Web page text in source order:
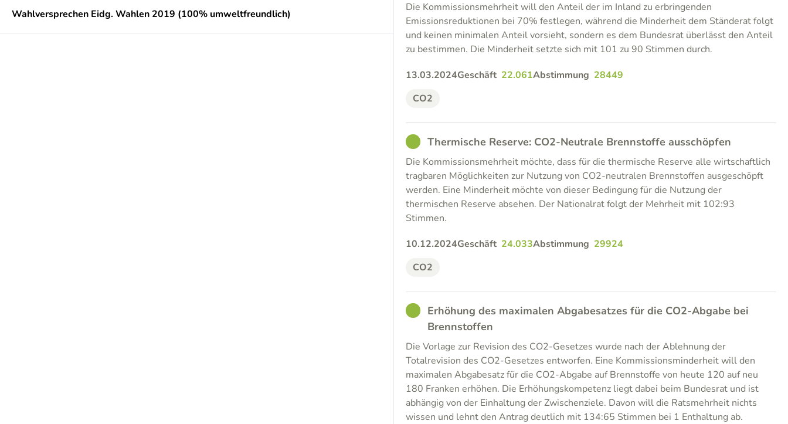
Wahlversprechen Eidg. Wahlen 2019 (100% umweltfreundlich)
Die Kommissionsmehrheit will den Anteil der im Inland zu erbringenden
Emissionsreduktionen bei 70% festlegen, während die Minderheit dem Ständerat folgt
und keinen minimalen Anteil vorsieht, sondern es dem Bundesrat überlässt den Anteil
zu bestimmen. Die Minderheit setzte sich mit 101 zu 90 Stimmen durch.
13.03.2024Geschäft 22.061Abstimmung 28449
CO2
GOODThermische Reserve: CO2-Neutrale Brennstoffe ausschöpfen
Die Kommissionsmehrheit möchte, dass für die thermische Reserve alle wirtschaftlich
tragbaren Möglichkeiten zur Nutzung von CO2-neutralen Brennstoffen ausgeschöpft
werden. Eine Minderheit möchte von dieser Bedingung für die Nutzung der
thermischen Reserve absehen. Der Nationalrat folgt der Mehrheit mit 102:93
Stimmen.
10.12.2024Geschäft 24.033Abstimmung 29924
CO2
GOODErhöhung des maximalen Abgabesatzes für die CO2-Abgabe bei
Brennstoffen
Die Vorlage zur Revision des CO2-Gesetzes wurde nach der Ablehnung der
Totalrevision des CO2-Gesetzes entworfen. Eine Kommissionsminderheit will den
maximalen Abgabesatz für die CO2-Abgabe auf Brennstoffe von heute 120 auf neu
180 Franken erhöhen. Die Erhöhungskompetenz liegt dabei beim Bundesrat und ist
abhängig von der Einhaltung der Zwischenziele. Davon will die Ratsmehrheit nichts
wissen und lehnt den Antrag deutlich mit 134:65 Stimmen bei 1 Enthaltung ab.